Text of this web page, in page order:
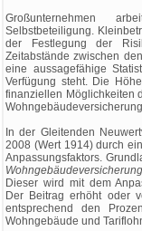
Großunternehmen
Selbstbeteiligung.
der Festlegung der
Zeitabstände zwischen
eine aussagefähige
Verfügung steht. Die
finanziellen Möglichkeiten
In der Gleitenden
2008 (Wert 1914) durch
Anpassungsfaktors.
Dieser wird mit dem
Der Beitrag erhöht oder
entsprechend den
Wohngebäude und